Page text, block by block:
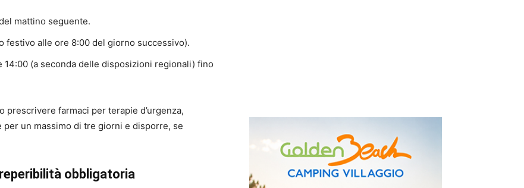
mattino seguente.
festivo alle ore 8:00 del giorno successivo).
14:00 (a seconda delle disposizioni regionali) fino
farmaci per terapie d’urgenza,
un massimo di tre giorni e disporre, se
obbligatoria